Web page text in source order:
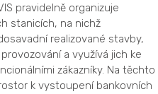
pravidelně organizuje
stanicích, na nichž
realizované stavby,
a využívá jich ke
zákazníky. Na těchto
k vystoupení bankovních